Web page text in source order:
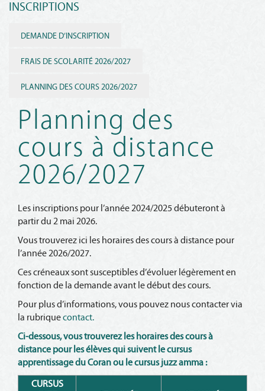
INSCRIPTIONS
DEMANDE D’INSCRIPTION
FRAIS DE SCOLARITÉ 2026/2027
PLANNING DES COURS 2026/2027
Planning des
cours à distance
2026/2027
Les inscriptions pour l’année 2024/2025 débuteront à
partir du 2 mai 2026.
Vous trouverez ici les horaires des cours à distance pour
l’année 2026/2027.
Ces créneaux sont susceptibles d’évoluer légèrement en
fonction de la demande avant le début des cours.
Pour plus d’informations, vous pouvez nous contacter via
la rubriquecontact.
Ci-dessous, vous trouverez les horaires des cours à
distance pour les élèves qui suivent le cursus
apprentissage du Coran ou le cursus juzz amma :
CURSUS